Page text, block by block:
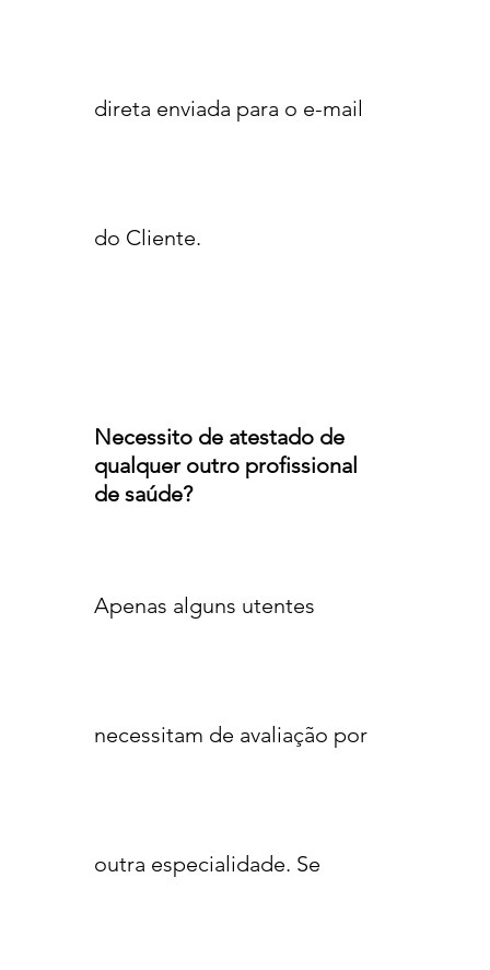
direta enviada para o e-mail
do Cliente.
Necessito de atestado de
qualquer outro profissional
de saúde?
Apenas alguns utentes
necessitam de avaliação por
outra especialidade. Se